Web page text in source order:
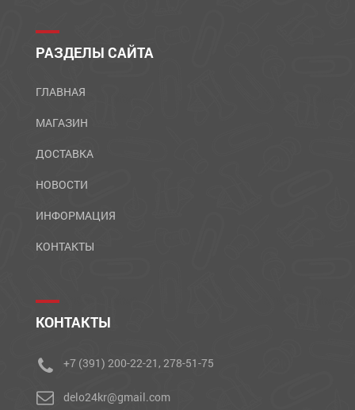
РАЗДЕЛЫ САЙТА
ГЛАВНАЯ
МАГАЗИН
ДОСТАВКА
НОВОСТИ
ИНФОРМАЦИЯ
КОНТАКТЫ
КОНТАКТЫ
+7 (391) 200-22-21, 278-51-75
delo24kr@gmail.com